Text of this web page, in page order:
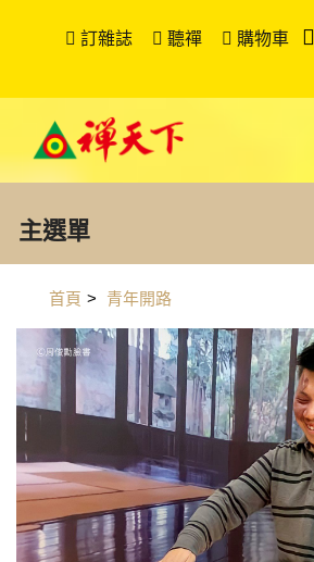
訂雜誌 聽禪 購物車
主選單
首頁 > 青年開路